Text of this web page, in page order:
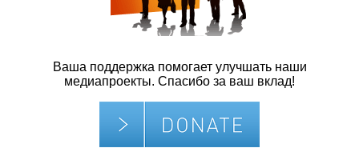
Ваша поддержка помогает улучшать наши
медиапроекты. Спасибо за ваш вклад!